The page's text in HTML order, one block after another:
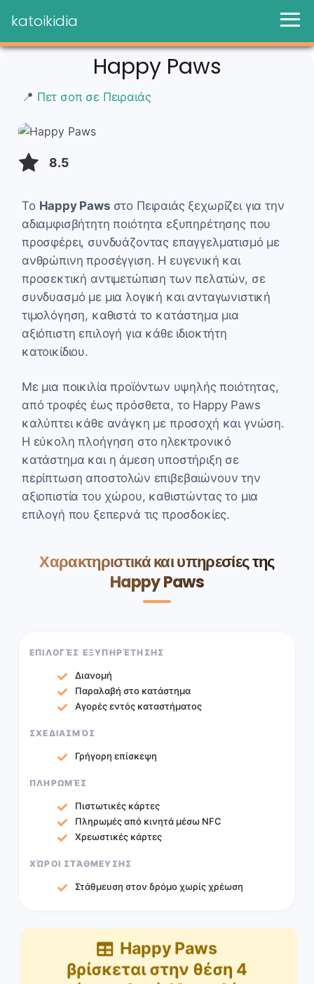
katoikidia
Happy Paws
📍 Πετ σοπ σε Πειραιάς
8.5
Το Happy Pawsστο Πειραιάς ξεχωρίζει για την
αδιαμφισβήτητη ποιότητα εξυπηρέτησης που
προσφέρει, συνδυάζοντας επαγγελματισμό με
ανθρώπινη προσέγγιση. Η ευγενική και
προσεκτική αντιμετώπιση των πελατών, σε
συνδυασμό με μια λογική και ανταγωνιστική
τιμολόγηση, καθιστά το κατάστημα μια
αξιόπιστη επιλογή για κάθε ιδιοκτήτη
κατοικίδιου.
Με μια ποικιλία προϊόντων υψηλής ποιότητας,
από τροφές έως πρόσθετα, το Happy Paws
καλύπτει κάθε ανάγκη με προσοχή και γνώση.
Η εύκολη πλοήγηση στο ηλεκτρονικό
κατάστημα και η άμεση υποστήριξη σε
περίπτωση αποστολών επιβεβαιώνουν την
αξιοπιστία του χώρου, καθιστώντας το μια
επιλογή που ξεπερνά τις προσδοκίες.
Χαρακτηριστικά και υπηρεσίες της
Happy Paws
ΕΠΙΛΟΓΈΣ ΕΞΥΠΗΡΈΤΗΣΗΣ
Διανομή
Παραλαβή στο κατάστημα
Αγορές εντός καταστήματος
ΣΧΕΔΙΑΣΜΌΣ
Γρήγορη επίσκεψη
ΠΛΗΡΩΜΈΣ
Πιστωτικές κάρτες
Πληρωμές από κινητά μέσω NFC
Χρεωστικές κάρτες
ΧΏΡΟΙ ΣΤΆΘΜΕΥΣΗΣ
Στάθμευση στον δρόμο χωρίς χρέωση
Happy Paws
βρίσκεται στην θέση 4